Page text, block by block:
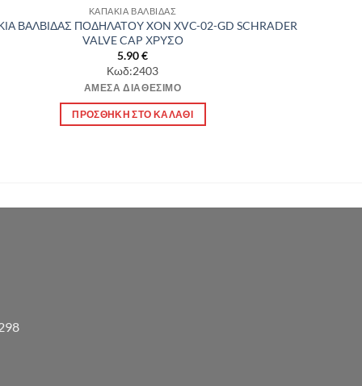
ΚΑΠΑΚΙΑ ΒΑΛΒΙΔΑΣ
ΒΑΛΒΙΔΑΣ ΠΟΔΗΛΑΤΟΥ XON XVC-02-GD SCHRADER
VALVE CAP ΧΡΥΣΟ
5.90€
Κωδ:2403
ΆΜΕΣΑ ΔΙΑΘΈΣΙΜΟ
ΠΡΟΣΘΉΚΗ ΣΤΟ ΚΑΛΆΘΙ